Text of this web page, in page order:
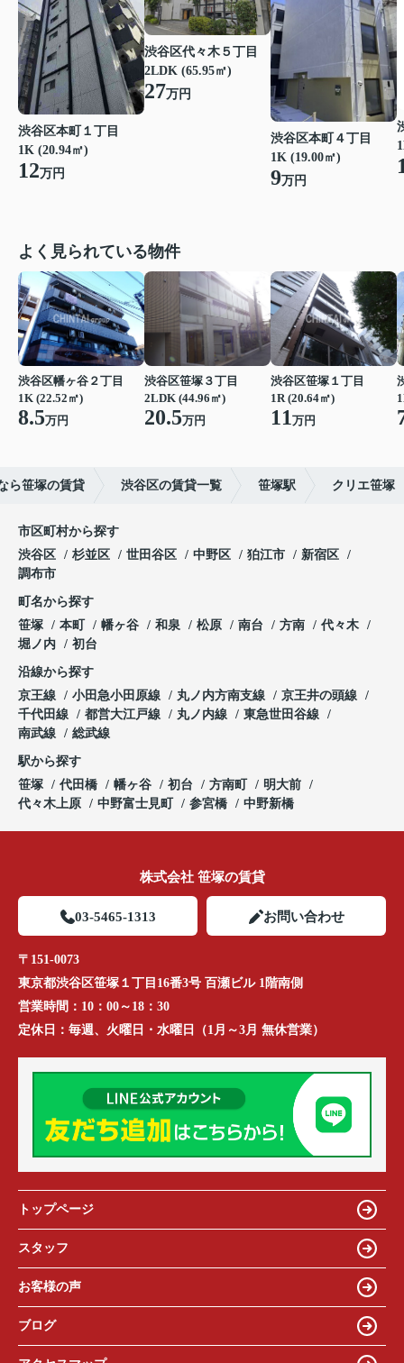
渋谷区本町１丁目
1K (20.94㎡)
12万円
渋谷区代々木５丁目
2LDK (65.95㎡)
27万円
渋谷区本町４丁目
1K (19.00㎡)
9万円
よく見られている物件
渋谷区幡ヶ谷２丁目
1K (22.52㎡)
8.5万円
渋谷区笹塚３丁目
2LDK (44.96㎡)
20.5万円
渋谷区笹塚１丁目
1R (20.64㎡)
11万円
ら笹塚の賃貸 渋谷区の賃貸一覧 笹塚駅 クリエ笹塚
市区町村から探す
渋谷区
杉並区 世田谷区 中野区 狛江市
新宿区
調布市
町名から探す
笹塚
本町 幡ヶ谷 和泉 松原 南台 方南
代々木
堀ノ内
初台
沿線から探す
京王線
小田急小田原線 丸ノ内方南支線
京王井の頭線
千代田線
都営大江戸線 丸ノ内線
東急世田谷線
南武線
総武線
駅から探す
笹塚
代田橋 幡ヶ谷 初台 方南町
明大前
代々木上原
中野富士見町 参宮橋 中野新橋
株式会社 笹塚の賃貸
03-5465-1313 お問い合わせ
〒151-0073
東京都渋谷区笹塚１丁目16番3号 百瀬ビル 1階南側
営業時間： 10：00～18：30
定休日： 毎週、火曜日・水曜日（1月～3月 無休営業）
トップページ
スタッフ
お客様の声
ブログ